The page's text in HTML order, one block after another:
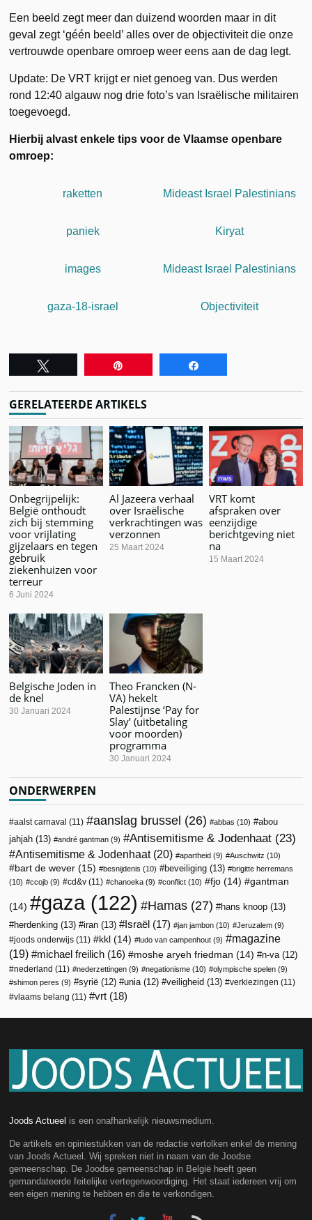
Een beeld zegt meer dan duizend woorden maar in dit
geval zegt ‘géén beeld’ alles over de objectiviteit die onze
vertrouwde openbare omroep weer eens aan de dag legt.
Update: De VRT krijgt er niet genoeg van. Dus werden
rond 12:40 algauw nog drie foto’s van Israëlische militairen
toegevoegd.
Hierbij alvast enkele tips voor de Vlaamse openbare
omroep:
raketten Mideast Israel Palestinians
paniek Kiryat
images Mideast Israel Palestinians
gaza-18-israel Objectiviteit
GERELATEERDE ARTIKELS
Onbegrijpelijk:
België onthoudt
zich bij stemming
voor vrijlating
gijzelaars en tegen
gebruik
ziekenhuizen voor
terreur
6 Juni 2024
Al Jazeera verhaal
over Israëlische
verkrachtingen was
verzonnen
25 Maart 2024
VRT komt
afspraken over
eenzijdige
berichtgeving niet
na
15 Maart 2024
Belgische Joden in
de knel
30 Januari 2024
Theo Francken (N-
VA) hekelt
Palestijnse ‘Pay for
Slay’ (uitbetaling
voor moorden)
programma
30 Januari 2024
ONDERWERPEN
aalst carnaval (11) aanslag brussel (26) abbas (10)
abou
jahjah (13) andré gantman (9) Antisemitisme & Jodenhaat (23)
Antisemitisme & Jodenhaat(20) apartheid (9) Auschwitz (10)
bart de wever (15) besnijdenis (10) beveiliging (13)
brigitte herremans
(10)
ccojb (9) cd&v (11) chanoeka (9) conflict (10) fjo (14) gantman
(14) gaza(122) Hamas (27) hans knoop (13)
herdenking (13) iran (13) Israël (17) jan jambon (10) Jeruzalem (9)
joods onderwijs (11) kkl (14) ludo van campenhout (9)
magazine
(19)
michael freilich (16) moshe aryeh friedman (14) n-va(12)
nederland (11) nederzettingen (9) negationisme (10) olympische spelen (9)
shimon peres (9) syrië (12) unia(12) veiligheid (13) verkiezingen (11)
vlaams belang (11) vrt (18)
Joods Actueel is een onafhankelijk nieuwsmedium.
De artikels en opiniestukken van de redactie vertolken enkel de mening
van Joods Actueel. Wij spreken niet in naam van de Joodse
gemeenschap. De Joodse gemeenschap in België heeft geen
gemandateerde feitelijke vertegenwoordiging. Het staat iedereen vrij om
een eigen mening te hebben en die te verkondigen.